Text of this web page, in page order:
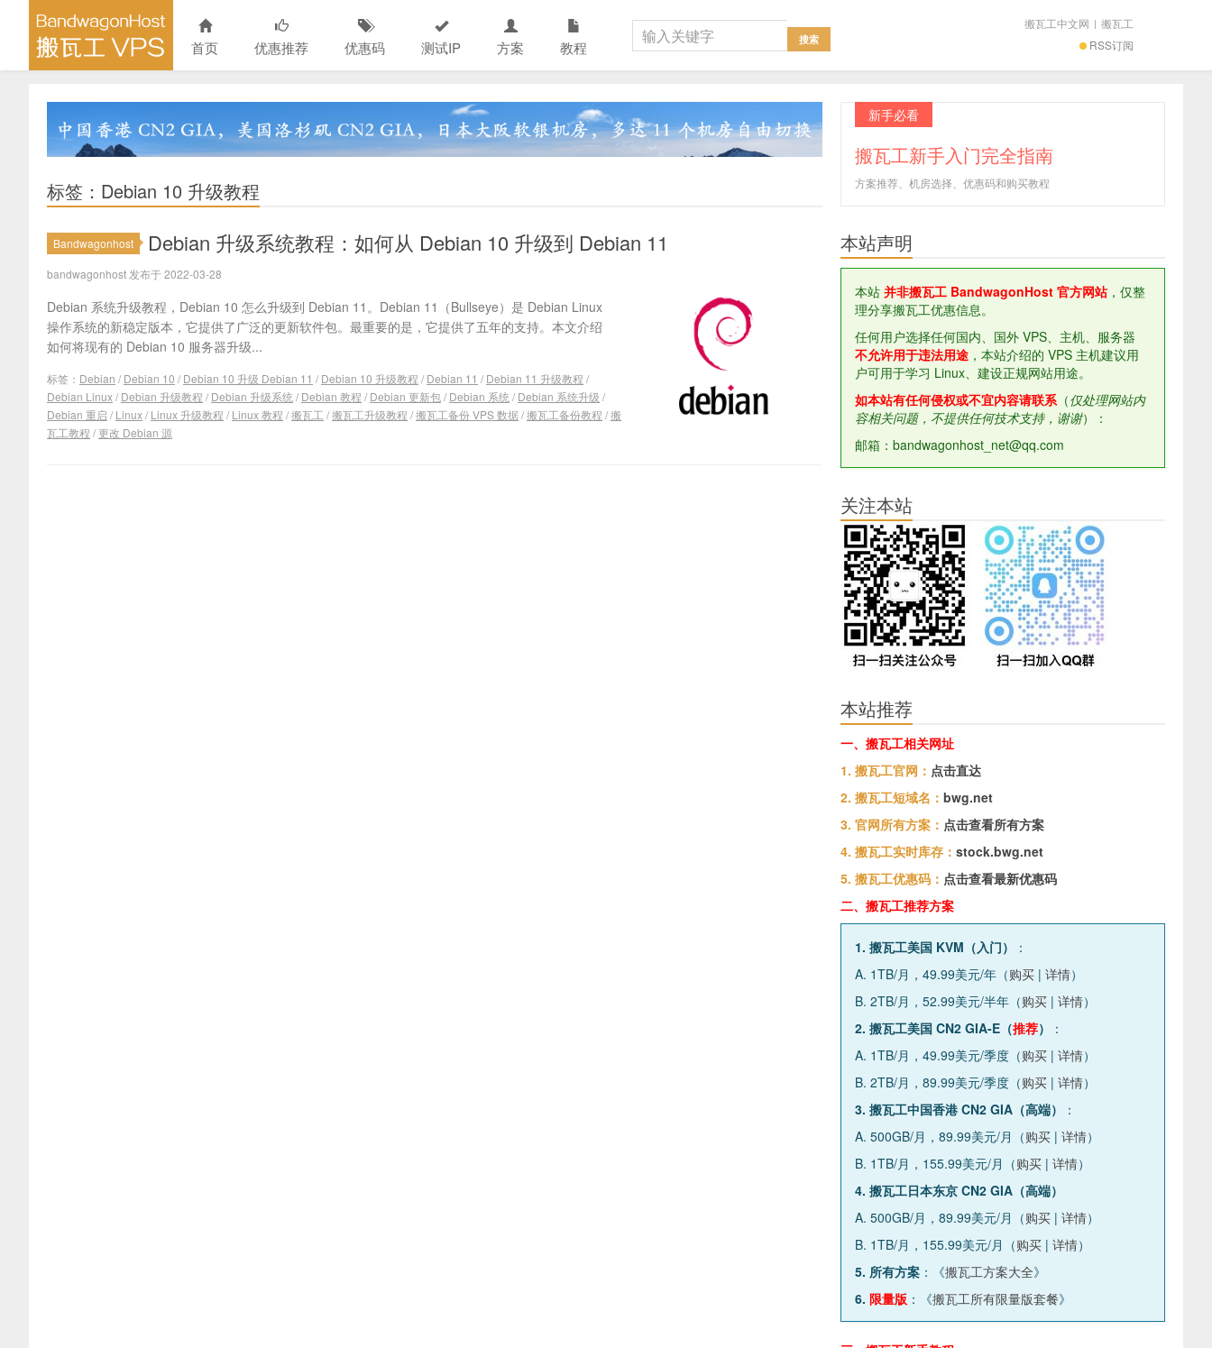
首页 优惠推荐 优惠码 测试IP 方案 教程 RSS订阅
搬瓦工中文网 | 搬瓦工
标签：Debian 10 升级教程
Bandwagonhost Debian 升级系统教程：如何从 Debian 10 升级到 Debian 11
bandwagonhost 发布于 2022-03-28
Debian 系统升级教程，Debian 10 怎么升级到 Debian 11。Debian 11（Bullseye）是 Debian Linux
操作系统的新稳定版本，它提供了广泛的更新软件包。最重要的是，它提供了五年的支持。本文介绍
如何将现有的 Debian 10 服务器升级...
标签： Debian / Debian 10 / Debian 10 升级 Debian 11 / Debian 10 升级教程 / Debian 11 / Debian 11 升级教程 /
Debian Linux/ Debian 升级教程 / Debian 升级系统 / Debian 教程 / Debian 更新包/ Debian 系统 / Debian 系统升级 /
Debian 重启 / Linux/ Linux 升级教程 / Linux 教程 /搬瓦工 /搬瓦工升级教程 /搬瓦工备份 VPS 数据/搬瓦工备份教程 /搬
瓦工教程 /更改 Debian 源
新手必看
搬瓦工新手入门完全指南
方案推荐、机房选择、优惠码和购买教程
本站声明
本站 并非搬瓦工 BandwagonHost 官方网站，仅整
理分享搬瓦工优惠信息。
任何用户选择任何国内、国外 VPS、主机、服务器
不允许用于违法用途 ，本站介绍的 VPS 主机建议用
户可用于学习 Linux、建设正规网站用途。
如本站有任何侵权或不宜内容请联系（仅处理网站内
容相关问题，不提供任何技术支持，谢谢）：
邮箱：bandwagonhost_net@qq.com
关注本站
本站推荐
一、搬瓦工相关网址
1. 搬瓦工官网： 点击直达
2. 搬瓦工短域名： bwg.net
3. 官网所有方案： 点击查看所有方案
4. 搬瓦工实时库存： stock.bwg.net
5. 搬瓦工优惠码： 点击查看最新优惠码
二、搬瓦工推荐方案
1. 搬瓦工美国 KVM（入门）
：
A. 1TB/月，49.99美元/年（购买 | 详情）
B. 2TB/月，52.99美元/半年（购买 | 详情）
2. 搬瓦工美国 CN2 GIA-E（推荐）
：
A. 1TB/月，49.99美元/季度（购买 | 详情）
B. 2TB/月，89.99美元/季度（购买 | 详情）
3. 搬瓦工中国香港 CN2 GIA（高端）
：
A. 500GB/月，89.99美元/月（购买 | 详情）
B. 1TB/月，155.99美元/月（购买 | 详情）
4. 搬瓦工日本东京 CN2 GIA（高端）
A. 500GB/月，89.99美元/月（购买 | 详情）
B. 1TB/月，155.99美元/月（购买 | 详情）
5. 所有方案 ：《搬瓦工方案大全》
6. 限量版 ：《搬瓦工所有限量版套餐》